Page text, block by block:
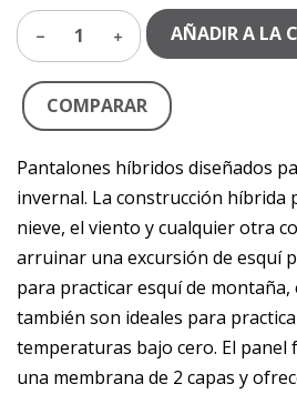
1 AÑADIR A LA
COMPARAR
Pantalones híbridos diseñados
invernal. La construcción híbrida
nieve, el viento y cualquier otra
arruinar una excursión de esquí
para practicar esquí de
también son ideales para
temperaturas bajo cero. El panel
una membrana de 2 capas y